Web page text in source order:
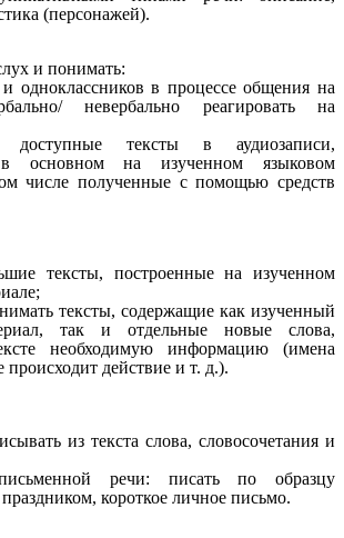
(персонажей).
и понимать:
и одноклассников в процессе общения на
невербально реагировать на
доступные тексты в аудиозаписи,
в основном на изученном языковом
числе полученные с помощью средств
тексты, построенные на изученном
тексты, содержащие как изученный
так и отдельные новые слова,
необходимую информацию (имена
происходит действие и т. д.).
из текста слова, словосочетания и
речи: писать по образцу
короткое личное письмо.